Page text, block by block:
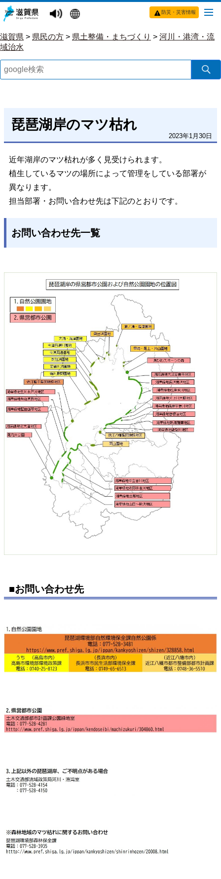
防災・災害情報
滋賀県 > 県民の方 > 県土整備・まちづくり > 河川・港湾・流
域治水
琵琶湖岸のマツ枯れ
2023年1月30日
近年湖岸のマツ枯れが多く見受けられます。
植生しているマツの場所によって管理をしている部署が
異なります。
担当部署・お問い合わせ先は下記のとおりです。
お問い合わせ先一覧
■お問い合わせ先